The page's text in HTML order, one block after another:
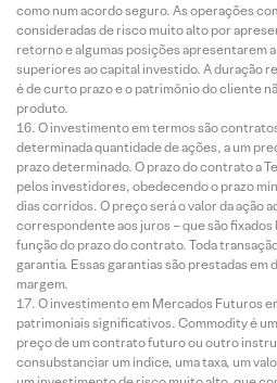
como num acordo seguro. As operações
consideradas de risco muito alto por
retorno e algumas posições apresentarem
superiores ao capital investido. A duração
é de curto prazo e o patrimônio do cliente
produto.
O investimento em termos são
determinada quantidade de ações, a um
prazo determinado. O prazo do contrato a
pelos investidores, obedecendo o prazo
dias corridos. O preço será o valor da ação
correspondente aos juros – que são
função do prazo do contrato. Toda
garantia. Essas garantias são prestadas em
margem.
O investimento em Mercados Futuros
patrimoniais significativos. Commodity é
preço de um contrato futuro ou outro
consubstanciar um índice, uma taxa, um